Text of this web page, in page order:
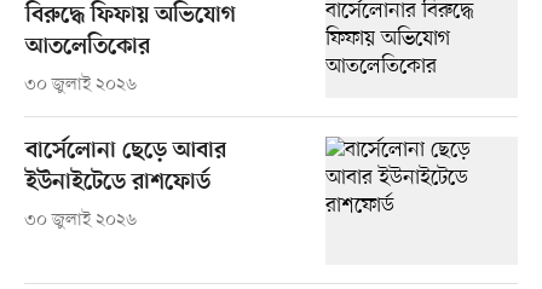
বিরুদ্ধে ফিফায় অভিযোগ
আতলেতিকোর
৩০ জুলাই ২০২৬
বার্সেলোনা ছেড়ে আবার
ইউনাইটেডে রাশফোর্ড
৩০ জুলাই ২০২৬